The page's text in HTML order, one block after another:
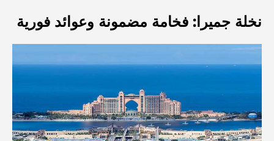
أفضل المدارس القريبة من داماك هيلز 2: دليل للعائلات
أفضل المطاعم الهندية في دبي: رحلة طهي
نخلة جميرا: فخامة مضمونة وعوائد فورية